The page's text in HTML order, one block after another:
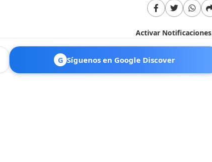
Activar Notificaciones
G Síguenos en Google Discover